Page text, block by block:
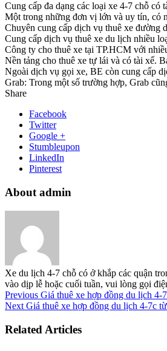
Cung cấp đa dạng các loại xe 4-7 chỗ có
Một trong những đơn vị lớn và uy tín, có
Chuyên cung cấp dịch vụ thuê xe đường
Cung cấp dịch vụ thuê xe du lịch nhiều
Công ty cho thuê xe tại TP.HCM với
Nền tảng cho thuê xe tự lái và có tài xế.
Ngoài dịch vụ gọi xe, BE còn cung cấp
Grab: Trong một số trường hợp, Grab
Share
Facebook
Twitter
Google +
Stumbleupon
LinkedIn
Pinterest
About admin
Xe du lịch 4-7 chỗ có ở khắp các quận
vào dịp lễ hoặc cuối tuần, vui lòng gọi
Previous Giá thuê xe hợp đồng du lịch
Next Giá thuê xe hợp đồng du lịch 4-7c
Related Articles